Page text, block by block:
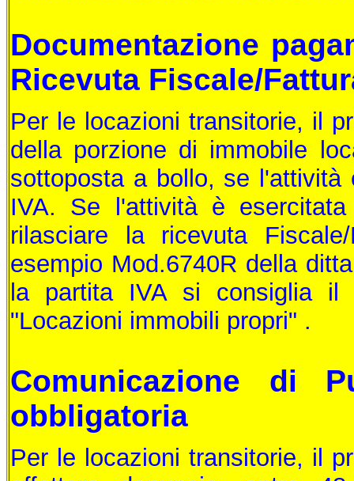
Documentazione
Ricevuta Fiscale/
Per le locazioni transitorie, il
della porzione di immobile
sottoposta a bollo, se l'attività
IVA. Se l'attività è
rilasciare la ricevuta
esempio Mod.6740R della
la partita IVA si consiglia il
"Locazioni immobili propri" .
Comunicazione di
obbligatoria
Per le locazioni transitorie, il